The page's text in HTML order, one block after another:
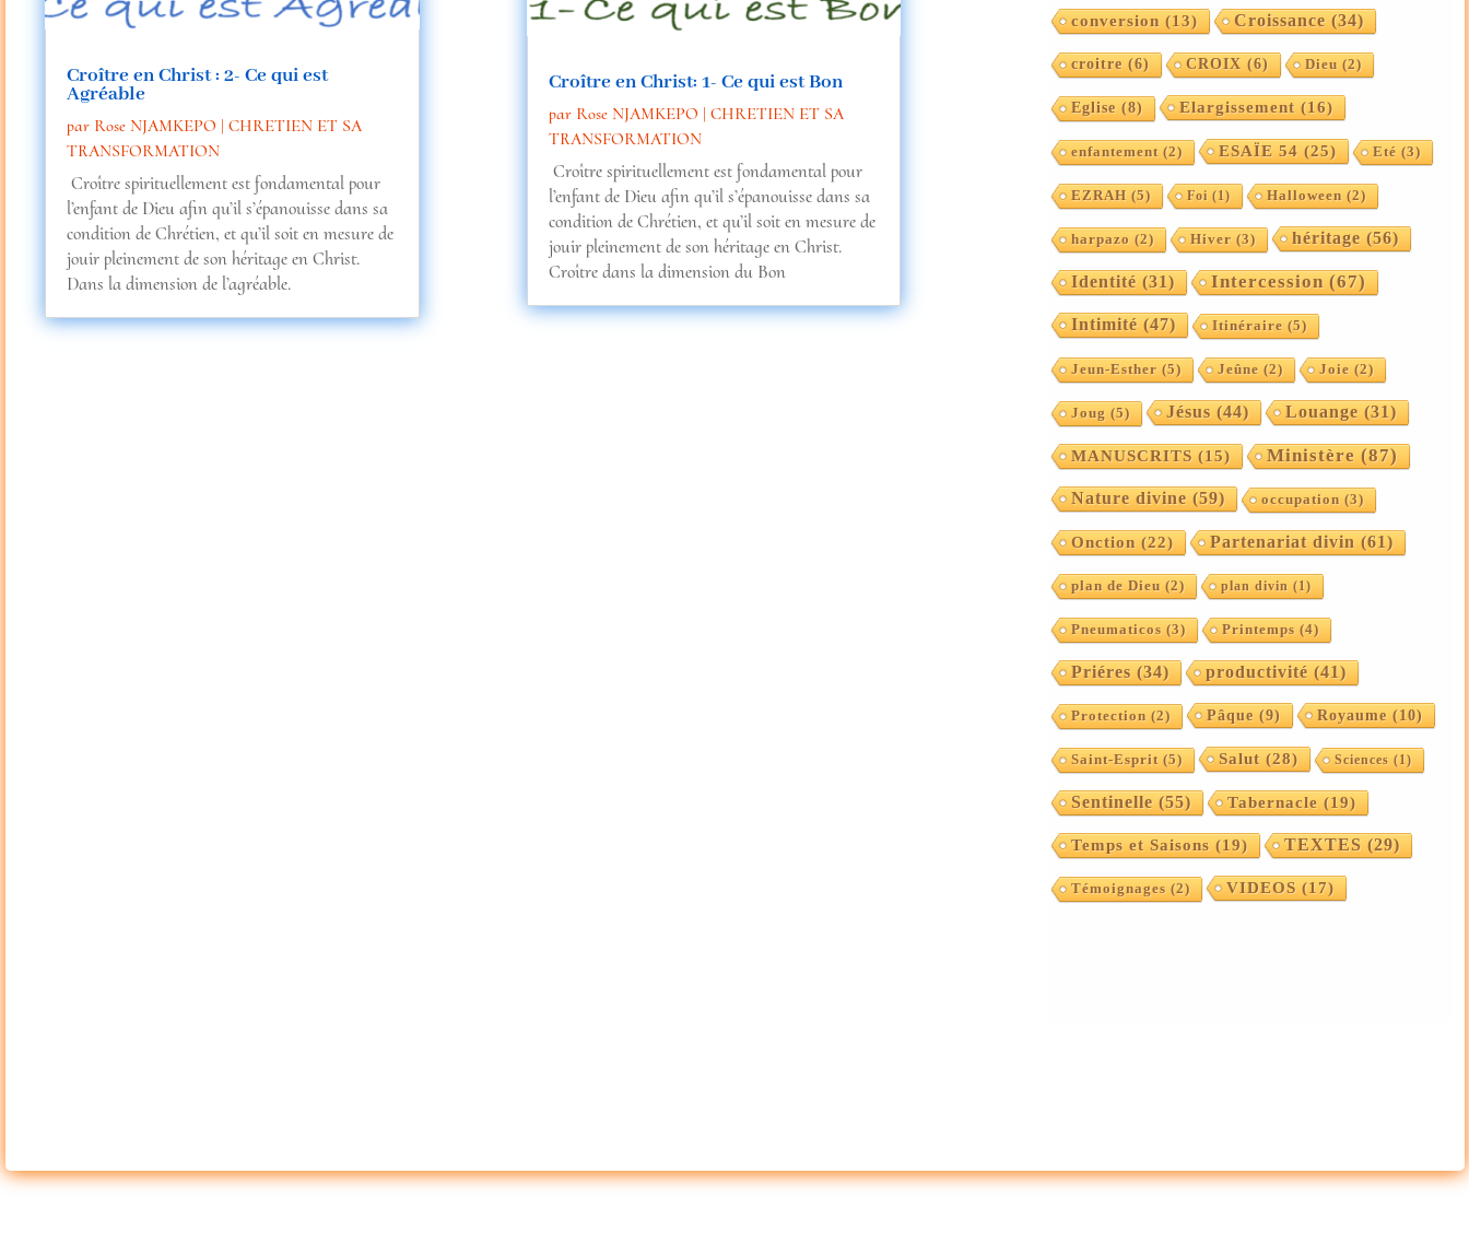
Croître en Christ : 2- Ce qui est
Agréable
par Rose NJAMKEPO |CHRETIEN ET SA
TRANSFORMATION
Croître spirituellement est fondamental pour
l’enfant de Dieu afin qu’il s’épanouisse dans sa
condition de Chrétien, et qu’il soit en mesure de
jouir pleinement de son héritage en Christ.
Dans la dimension de l’agréable.
Croître en Christ: 1- Ce qui est Bon
par Rose NJAMKEPO | CHRETIEN ET SA
TRANSFORMATION
Croître spirituellement est fondamental pour
l’enfant de Dieu afin qu’il s’épanouisse dans sa
condition de Chrétien, et qu’il soit en mesure de
jouir pleinement de son héritage en Christ.
Croître dans la dimension du Bon
conversion (13) Croissance (34)
croitre (6) CROIX (6) Dieu (2)
Eglise (8) Elargissement (16)
enfantement (2) ESAÏE 54 (25) Eté (3)
EZRAH (5) Foi (1) Halloween (2)
harpazo (2) Hiver (3) héritage (56)
Identité (31) Intercession (67)
Intimité (47) Itinéraire (5)
Jeun-Esther (5) Jeûne (2) Joie (2)
Joug (5) Jésus (44) Louange (31)
MANUSCRITS (15) Ministère (87)
Nature divine (59) occupation (3)
Onction (22) Partenariat divin (61)
plan de Dieu (2) plan divin (1)
Pneumaticos (3) Printemps (4)
Priéres (34) productivité (41)
Protection (2) Pâque (9) Royaume (10)
Saint-Esprit (5) Salut (28) Sciences (1)
Sentinelle (55) Tabernacle (19)
Temps et Saisons (19) TEXTES (29)
Témoignages (2) VIDEOS (17)